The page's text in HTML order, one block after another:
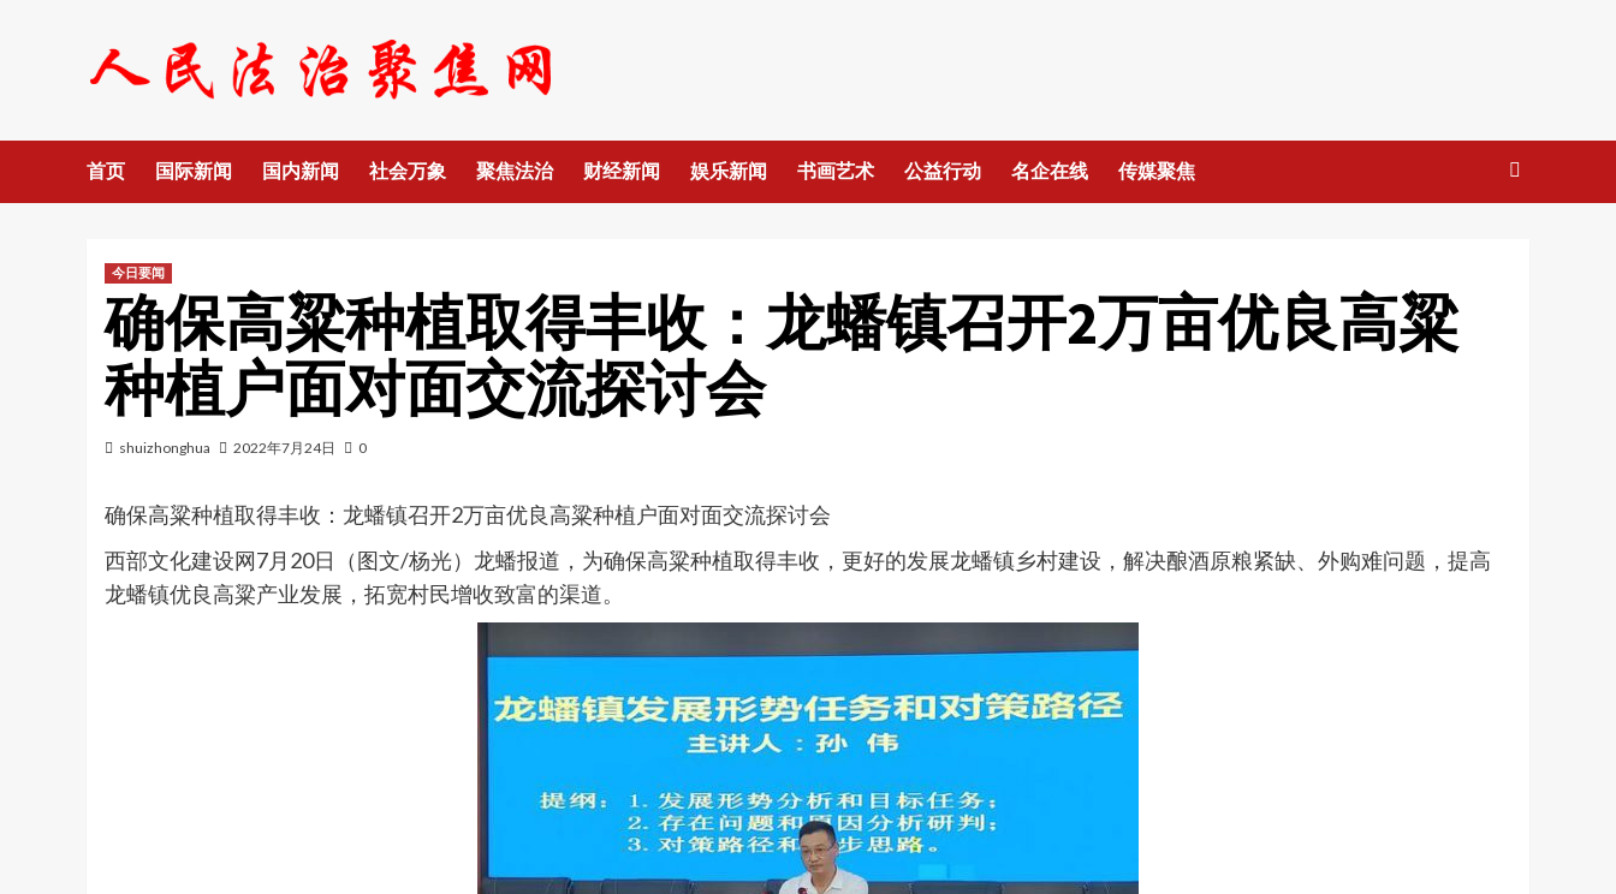
首页 国际新闻 国内新闻 社会万象 聚焦法治 财经新闻 娱乐新闻 书画艺术 公益行动 名企在线 传媒聚焦
今日要闻
确保高粱种植取得丰收：龙蟠镇召开2万亩优良高粱
种植户面对面交流探讨会
shuizhonghua 2022年7月24日 0
确保高粱种植取得丰收：龙蟠镇召开2万亩优良高粱种植户面对面交流探讨会
西部文化建设网7月20日（图文/杨光）龙蟠报道，为确保高粱种植取得丰收，更好的发展龙蟠镇乡村建设，解决酿酒原粮紧缺、外购难问题，提高
龙蟠镇优良高粱产业发展，拓宽村民增收致富的渠道。